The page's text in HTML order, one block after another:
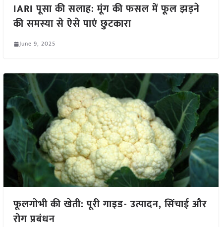
IARI पूसा की सलाह: मूंग की फसल में फूल झड़ने
की समस्या से ऐसे पाएं छुटकारा
June 9, 2025
फूलगोभी की खेती: पूरी गाइड- उत्पादन, सिंचाई और
रोग प्रबंधन